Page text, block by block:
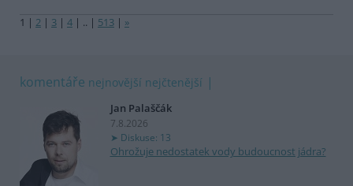
1 | 2 | 3 | 4 | .. | 513 | »
komentáře nejnovější nejčtenější
Jan Palaščák
7.8.2026
Diskuse: 13
Ohrožuje nedostatek vody budoucnost jádra?